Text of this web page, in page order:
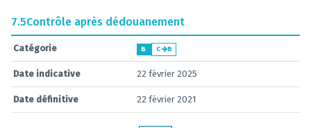
7.5Contrôle après dédouanement
Catégorie B C B
Date indicative 22 février 2025
Date définitive 22 février 2021